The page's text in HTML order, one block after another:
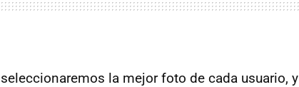
la mejor foto de cada usuario, y